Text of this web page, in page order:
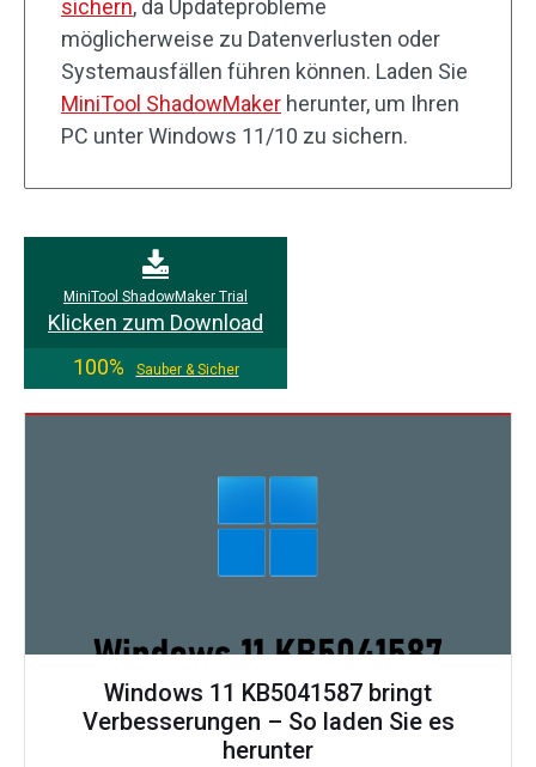
sichern, da Updateprobleme
möglicherweise zu Datenverlusten oder
Systemausfällen führen können. Laden Sie
MiniTool ShadowMaker herunter, um Ihren
PC unter Windows 11/10 zu sichern.
MiniTool ShadowMaker Trial
Klicken zum Download
100%
Sauber & Sicher
Windows 11 KB5041587 bringt
Verbesserungen – So laden Sie es
herunter